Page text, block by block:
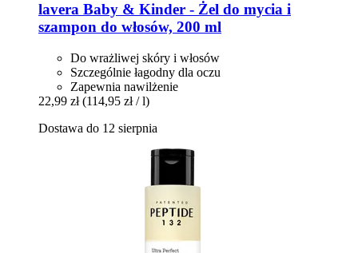
lavera Baby & Kinder -​ Żel do mycia i
szampon do włosów, 200 ml
Do wrażliwej skóry i włosów
Szczególnie łagodny dla oczu
Zapewnia nawilżenie
22,99 zł (114,95 zł / l)
Dostawa do 12 sierpnia